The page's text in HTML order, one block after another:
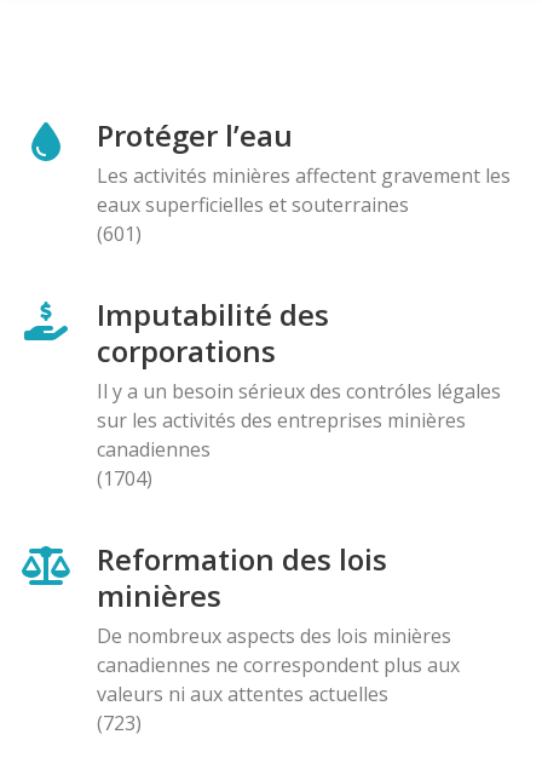
Protéger l’eau
Les activités minières affectent gravement les
eaux superficielles et souterraines
(601)
Imputabilité des
corporations
Il y a un besoin sérieux des contróles légales
sur les activités des entreprises minières
canadiennes
(1704)
Reformation des lois
minières
De nombreux aspects des lois minières
canadiennes ne correspondent plus aux
valeurs ni aux attentes actuelles
(723)